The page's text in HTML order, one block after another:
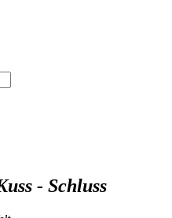
- Schluss